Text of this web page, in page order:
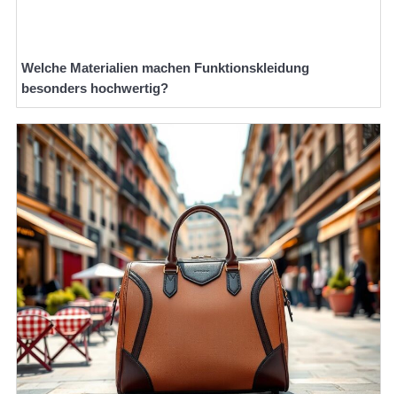
Welche Materialien machen Funktionskleidung
besonders hochwertig?